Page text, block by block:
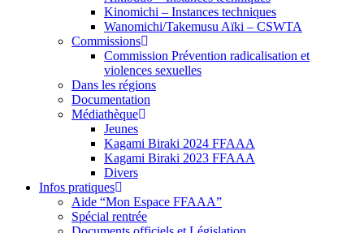
Kinomichi – Instances techniques
Wanomichi/Takemusu Aïki – CSWTA
Commissions
Commission Prévention radicalisation et
violences sexuelles
Dans les régions
Documentation
Médiathèque
Jeunes
Kagami Biraki 2024 FFAAA
Kagami Biraki 2023 FFAAA
Divers
Infos pratiques
Aide “Mon Espace FFAAA”
Spécial rentrée